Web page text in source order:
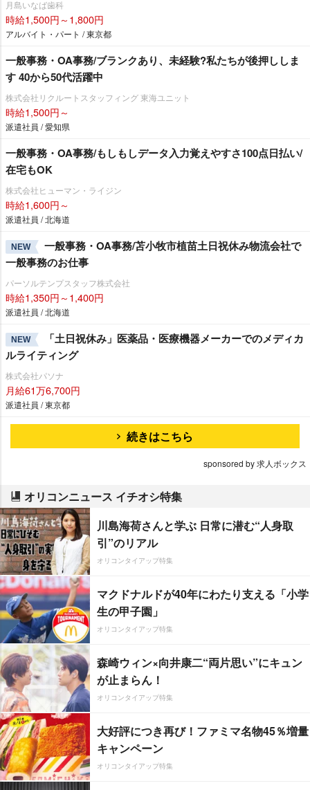
月島いなば歯科
時給1,500円～1,800円
アルバイト・パート / 東京都
一般事務・OA事務/ブランクあり、未経験?私たちが後押ししま
す 40から50代活躍中
株式会社リクルートスタッフィング 東海ユニット
時給1,500円～
派遣社員 / 愛知県
一般事務・OA事務/もしもしデータ入力覚えやすさ100点日払い/
在宅もOK
株式会社ヒューマン・ライジン
時給1,600円～
派遣社員 / 北海道
NEW
一般事務・OA事務/苫小牧市植苗土日祝休み物流会社で
一般事務のお仕事
パーソルテンプスタッフ株式会社
時給1,350円～1,400円
派遣社員 / 北海道
NEW
「土日祝休み」医薬品・医療機器メーカーでのメディカ
ルライティング
株式会社パソナ
月給61万6,700円
派遣社員 / 東京都
続きはこちら
sponsored by 求人ボックス
オリコンニュース イチオシ特集
川島海荷さんと学ぶ 日常に潜む“人身取
引”のリアル
オリコンタイアップ特集
マクドナルドが40年にわたり支える「小学
生の甲子園」
オリコンタイアップ特集
森崎ウィン×向井康二“両片思い”にキュン
が止まらん！
オリコンタイアップ特集
大好評につき再び！ファミマ名物45％増量
キャンペーン
オリコンタイアップ特集